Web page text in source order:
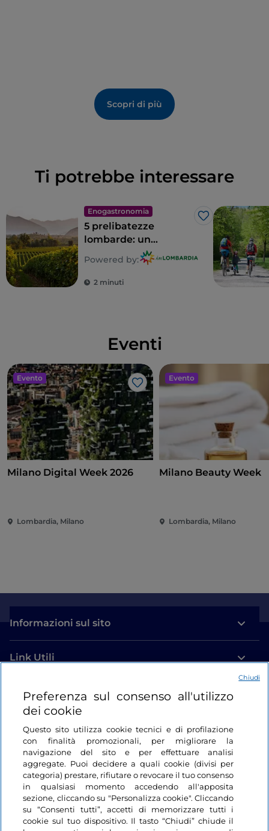
Scopri di più
Ti potrebbe interessare
Enogastronomia
Like
5 prelibatezze
lombarde: un
territorio tutto da
gustare
Powered by:
2 minuti
Eventi
Evento
Like
Milano Digital Week 2026
Lombardia, Milano
Evento
Milano Beauty Week
Lombardia, Milano
Informazioni sul sito
Link Utili
Login
Restiamo in contatto
Preferenza sul consenso all'utilizzo
dei cookie
Questo sito utilizza cookie tecnici e di profilazione
con finalità promozionali, per migliorare la
navigazione del sito e per effettuare analisi
aggregate. Puoi decidere a quali cookie (divisi per
categoria) prestare, rifiutare o revocare il tuo consenso
in qualsiasi momento accedendo all'apposita
sezione, cliccando su "Personalizza cookie". Cliccando
su “Consenti tutti”, accetti di memorizzare tutti i
cookie sul tuo dispositivo. Il tasto “Chiudi” chiude il
Chiudi